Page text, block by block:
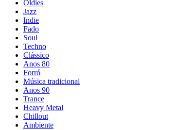
Oldies
Jazz
Indie
Fado
Soul
Techno
Clássico
Anos 80
Forró
Música tradicional
Anos 90
Trance
Heavy Metal
Chillout
Ambiente